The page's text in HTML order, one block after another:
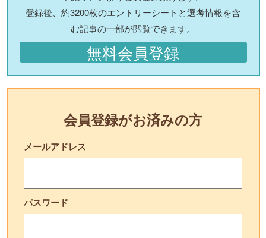
登録後、約3200枚のエントリーシートと選考情報を含
む記事の一部が閲覧できます。
無料会員登録
会員登録がお済みの方
メールアドレス
パスワード